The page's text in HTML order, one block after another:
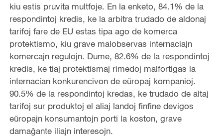
kiu estis pruvita multfoje. En la enketo, 84.1% de la
respondintoj kredis, ke la arbitra trudado de aldonaj
tarifoj fare de EU estas tipa ago de komerca
protektismo, kiu grave malobservas internaciajn
komercajn regulojn. Dume, 82.6% de la respondintoj
kredis, ke tiaj protektismaj rimedoj malfortigas la
internacian konkurencivon de eŭropaj kompanioj.
90.5% de la respondintoj kredas, ke trudado de altaj
tarifoj sur produktoj el aliaj landoj finfine devigos
eŭropajn konsumantojn porti la koston, grave
damaĝante iliajn interesojn.